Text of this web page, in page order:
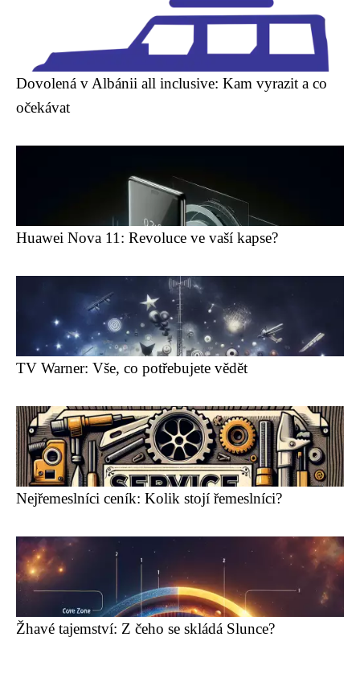
Dovolená v Albánii all inclusive: Kam vyrazit a co
očekávat
Huawei Nova 11: Revoluce ve vaší kapse?
TV Warner: Vše, co potřebujete vědět
Nejřemeslníci ceník: Kolik stojí řemeslníci?
Žhavé tajemství: Z čeho se skládá Slunce?